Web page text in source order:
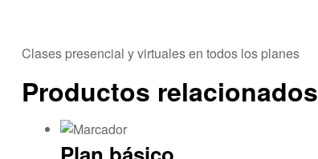
Clases presencial y virtuales en todos los planes
Productos relacionados